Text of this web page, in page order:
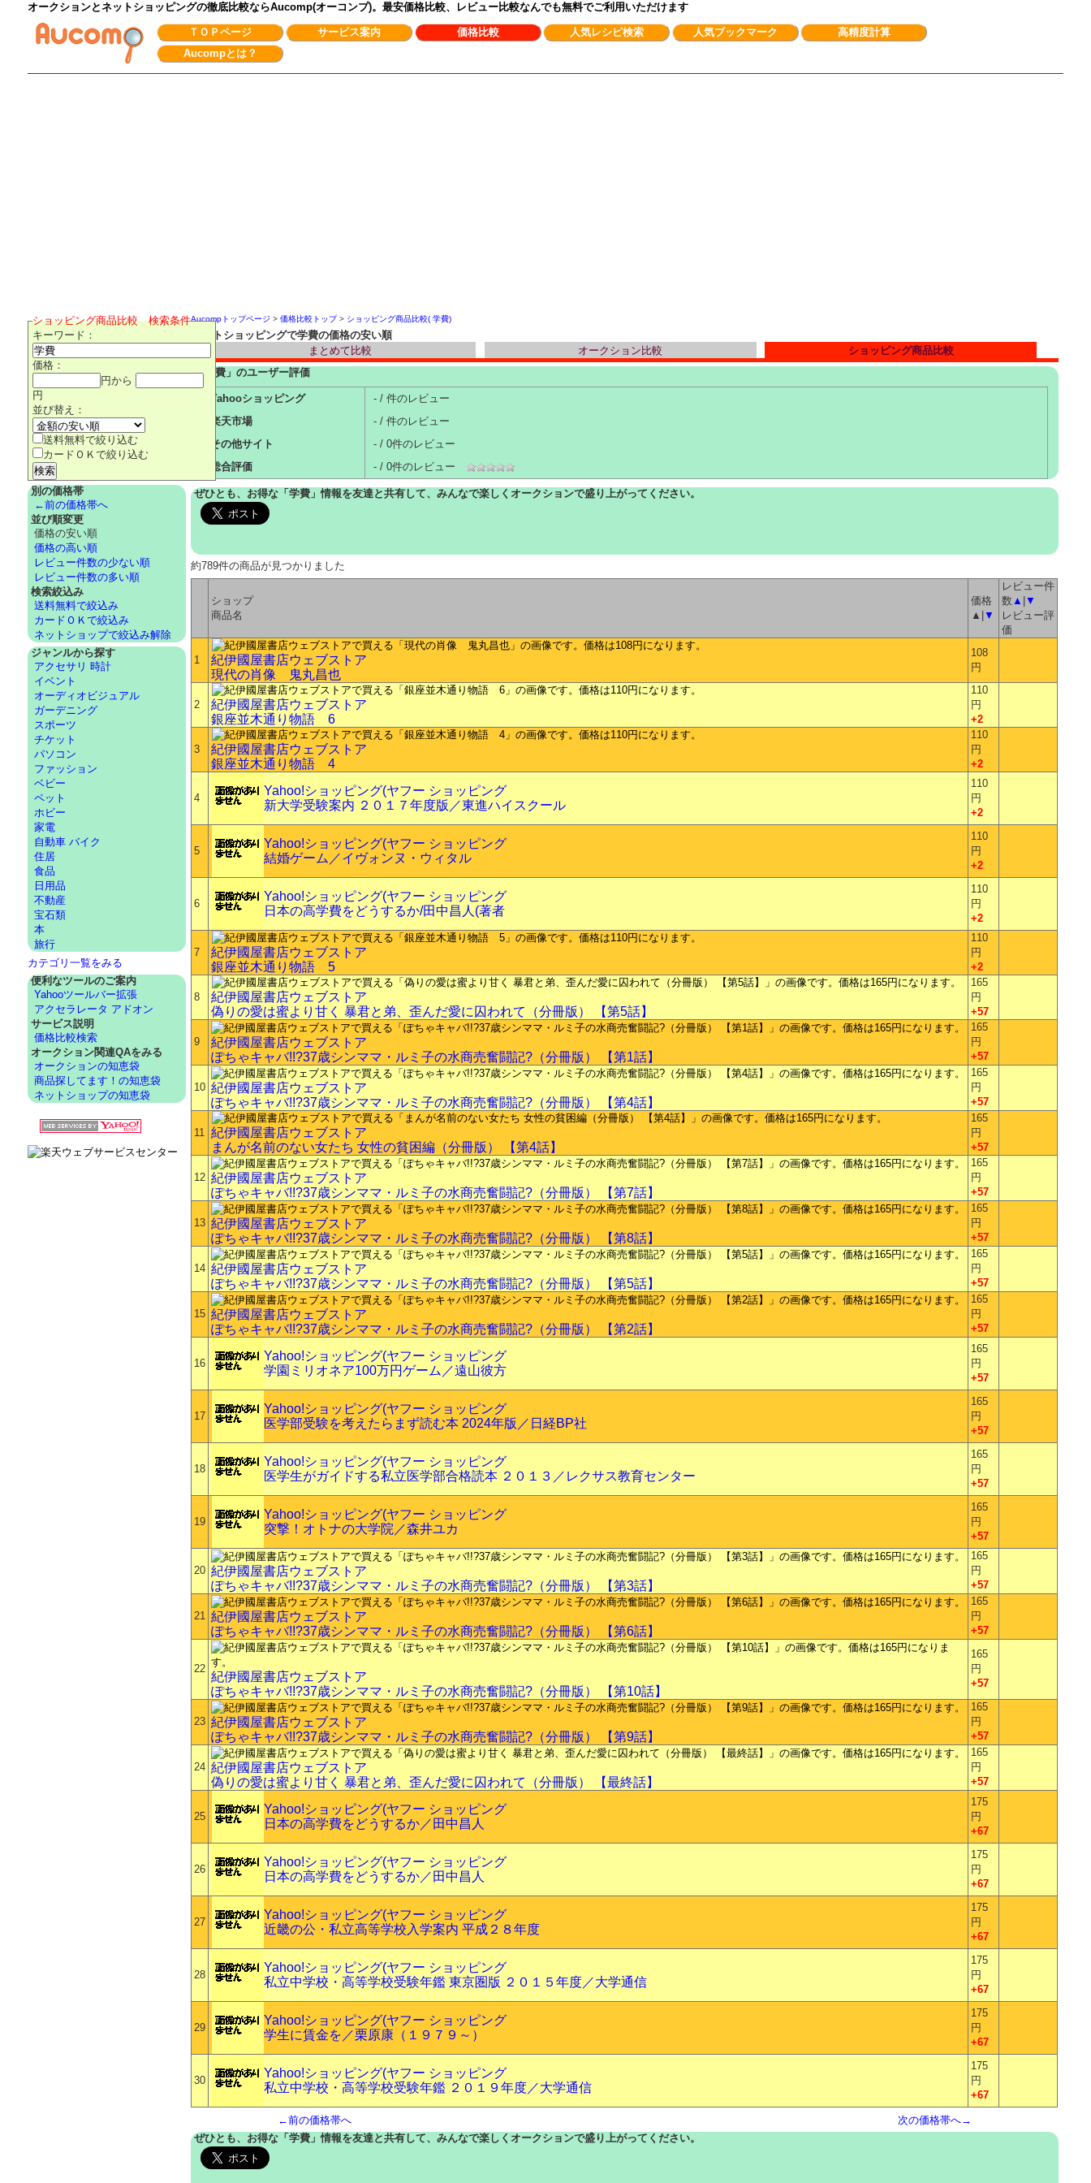
オークションとネットショッピングの徹底比較ならAucomp(オーコンプ)。最安価格比較、レビュー比較なんでも無料でご利用いただけます
ＴＯＰページ サービス案内 価格比較 人気レシピ検索 人気ブックマーク
高精度計算
Aucompとは？
Aucompトップページ >価格比較トップ> ショッピング商品比較( 学費)
ネットショッピングで学費の価格の安い順
まとめて比較
オークション比較
ショッピング商品比較
「 学費 」のユーザー評価
Yahooショッピング
- / 件のレビュー
楽天市場
- / 件のレビュー
その他サイト
- / 0件のレビュー
総合評価
- /0件のレビュー
ぜひとも、お得な「学費」情報を友達と共有して、みんなで楽しくオークションで盛り上がってください。
約789件の商品が見つかりました
ショップ
商品名
価格
▲| ▼
レビュー件
数 ▲ ▼
レビュー評
価
1
紀伊國屋書店ウェブストア
現代の肖像 鬼丸昌也
108
円
2
紀伊國屋書店ウェブストア
銀座並木通り物語 6
110
円
+2
3
紀伊國屋書店ウェブストア
銀座並木通り物語 4
110
円
+2
4
Yahoo!ショッピング(ヤフー ショッピング
新大学受験案内 ２０１７年度版／東進ハイスクール
110
円
+2
5
Yahoo!ショッピング(ヤフー ショッピング
結婚ゲーム／イヴォンヌ・ウィタル
110
円
+2
6
Yahoo!ショッピング(ヤフー ショッピング
日本の高学費をどうするか/田中昌人(著者
110
円
+2
7
紀伊國屋書店ウェブストア
銀座並木通り物語 5
110
円
+2
8
紀伊國屋書店ウェブストア
偽りの愛は蜜より甘く 暴君と弟、歪んだ愛に囚われて（分冊版） 【第5話】
165
円
+57
9
紀伊國屋書店ウェブストア
ぽちゃキャバ!!?37歳シンママ・ルミ子の水商売奮闘記?（分冊版） 【第1話】
165
円
+57
10 紀伊國屋書店ウェブストア
ぽちゃキャバ!!?37歳シンママ・ルミ子の水商売奮闘記?（分冊版） 【第4話】
165
円
+57
11 紀伊國屋書店ウェブストア
まんが名前のない女たち 女性の貧困編（分冊版） 【第4話】
165
円
+57
12 紀伊國屋書店ウェブストア
ぽちゃキャバ!!?37歳シンママ・ルミ子の水商売奮闘記?（分冊版） 【第7話】
165
円
+57
13 紀伊國屋書店ウェブストア
ぽちゃキャバ!!?37歳シンママ・ルミ子の水商売奮闘記?（分冊版） 【第8話】
165
円
+57
14 紀伊國屋書店ウェブストア
ぽちゃキャバ!!?37歳シンママ・ルミ子の水商売奮闘記?（分冊版） 【第5話】
165
円
+57
15 紀伊國屋書店ウェブストア
ぽちゃキャバ!!?37歳シンママ・ルミ子の水商売奮闘記?（分冊版） 【第2話】
165
円
+57
16
Yahoo!ショッピング(ヤフー ショッピング
学園ミリオネア100万円ゲーム／遠山彼方
165
円
+57
17
Yahoo!ショッピング(ヤフー ショッピング
医学部受験を考えたらまず読む本 2024年版／日経BP社
165
円
+57
18
Yahoo!ショッピング(ヤフー ショッピング
医学生がガイドする私立医学部合格読本 ２０１３／レクサス教育センター
165
円
+57
19
Yahoo!ショッピング(ヤフー ショッピング
突撃！オトナの大学院／森井ユカ
165
円
+57
20 紀伊國屋書店ウェブストア
ぽちゃキャバ!!?37歳シンママ・ルミ子の水商売奮闘記?（分冊版） 【第3話】
165
円
+57
21 紀伊國屋書店ウェブストア
ぽちゃキャバ!!?37歳シンママ・ルミ子の水商売奮闘記?（分冊版） 【第6話】
165
円
+57
22
紀伊國屋書店ウェブストア
ぽちゃキャバ!!?37歳シンママ・ルミ子の水商売奮闘記?（分冊版） 【第10話】
165
円
+57
23 紀伊國屋書店ウェブストア
ぽちゃキャバ!!?37歳シンママ・ルミ子の水商売奮闘記?（分冊版） 【第9話】
165
円
+57
24 紀伊國屋書店ウェブストア
偽りの愛は蜜より甘く 暴君と弟、歪んだ愛に囚われて（分冊版） 【最終話】
165
円
+57
25
Yahoo!ショッピング(ヤフー ショッピング
日本の高学費をどうするか／田中昌人
175
円
+67
26
Yahoo!ショッピング(ヤフー ショッピング
日本の高学費をどうするか／田中昌人
175
円
+67
27
Yahoo!ショッピング(ヤフー ショッピング
近畿の公・私立高等学校入学案内 平成２８年度
175
円
+67
28
Yahoo!ショッピング(ヤフー ショッピング
私立中学校・高等学校受験年鑑 東京圏版 ２０１５年度／大学通信
175
円
+67
29
Yahoo!ショッピング(ヤフー ショッピング
学生に賃金を／栗原康（１９７９～）
175
円
+67
30
Yahoo!ショッピング(ヤフー ショッピング
私立中学校・高等学校受験年鑑 ２０１９年度／大学通信
175
円
+67
←前の価格帯へ
次の価格帯へ→
ぜひとも、お得な「学費」情報を友達と共有して、みんなで楽しくオークションで盛り上がってください。
ショッピング商品比較 検索条件
キーワード：
価格：
円から
円
並び替え：
送料無料で絞り込む
カードＯＫで絞り込む
別の価格帯
←前の価格帯へ
並び順変更
価格の安い順
価格の高い順
レビュー件数の少ない順
レビュー件数の多い順
検索絞込み
送料無料で絞込み
カードＯＫで絞込み
ネットショップで絞込み解除
ジャンルから探す
アクセサリ 時計
イベント
オーディオビジュアル
ガーデニング
スポーツ
チケット
パソコン
ファッション
ベビー
ペット
ホビー
家電
自動車 バイク
住居
食品
日用品
不動産
宝石類
本
旅行
カテゴリ一覧をみる
便利なツールのご案内
Yahooツールバー拡張
アクセラレータ アドオン
サービス説明
価格比較検索
オークション関連QAをみる
オークションの知恵袋
商品探してます！の知恵袋
ネットショップの知恵袋